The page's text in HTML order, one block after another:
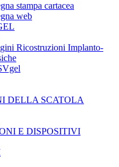
stampa cartacea
web
Ricostruzioni Implanto-
DELLA SCATOLA
E DISPOSITIVI